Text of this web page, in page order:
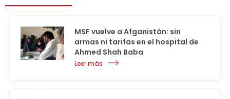
MSF vuelve a Afganistán: sin
armas ni tarifas en el hospital de
Ahmed Shah Baba
Leer más